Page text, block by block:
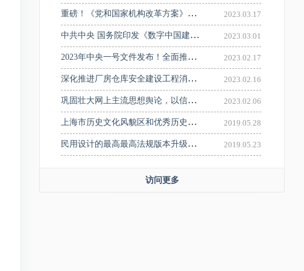
重磅！《党和国家机构改革方案》公布 2023.03.17
中共中央 国务院印发《数字中国建设整体布局规划》 2023.03.01
2023年中央一号文件发布！全面推进乡村振兴重点工作 2023.02.17
深化推进厂房仓库安全建设工程消防审验专项整治工作！ 2023.02.16
巩固壮大网上主流思想舆论，以信息化数字化驱动现代化建设！市委网信委会议举行 2023.02.06
上海市历史文化风貌区和优秀历史建筑保护条例 2019.05.28
民用设计的最高最高法规版本升级《民用建筑设计统一标准》发布 2019.05.23
访问更多